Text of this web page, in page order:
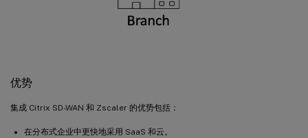
优势
集成 Citrix SD-WAN 和 Zscaler 的优势包括：
在分布式企业中更快地采用 SaaS 和云。